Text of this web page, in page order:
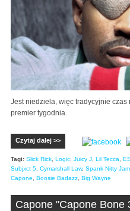
Jest niedziela, więc tradycyjnie
premier tygodnia.
Czytaj dalej >>
Tagi: Slick Rick Logic Juicy J Lil Tecca
Subjxct 5 Cymarshall Law, Spank Nitty
Capone
Boosie Badazz Big Wayne
Capone "Capone Bone